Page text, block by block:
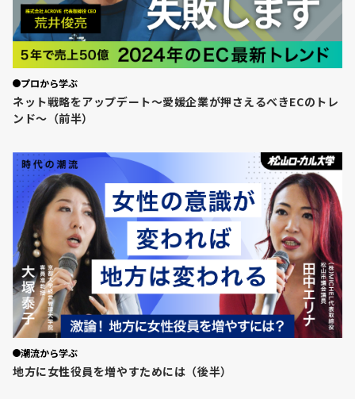
プロから学ぶ
ネット戦略をアップデート～愛媛企業が押さえるべきECのトレ
ンド～（前半）
潮流から学ぶ
地方に女性役員を増やすためには（後半）